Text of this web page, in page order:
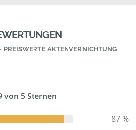
PREISWERTE AKTENVERNICHTUNG
von 5 Sternen
87 %